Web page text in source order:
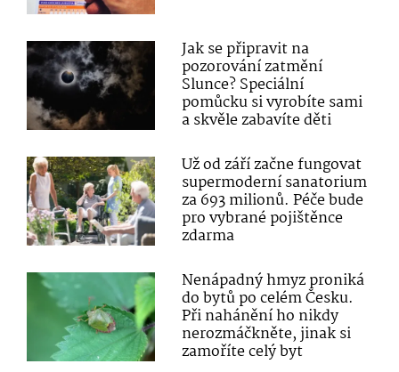
Jak se připravit na
pozorování zatmění
Slunce? Speciální
pomůcku si vyrobíte sami
a skvěle zabavíte děti
Už od září začne fungovat
supermoderní sanatorium
za 693 milionů. Péče bude
pro vybrané pojištěnce
zdarma
Nenápadný hmyz proniká
do bytů po celém Česku.
Při nahánění ho nikdy
nerozmáčkněte, jinak si
zamoříte celý byt